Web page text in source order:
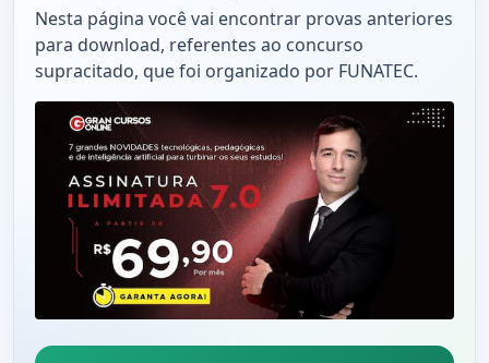
Nesta página você vai encontrar provas anteriores
para download, referentes ao concurso
supracitado, que foi organizado por FUNATEC.